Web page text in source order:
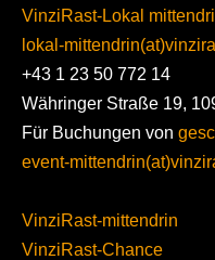
VinziRast-Lokal
lokal-
+43 1 23 50 772 14
Währinger Straße 19,
Für Buchungen von
event-
VinziRast-mittendrin
VinziRast-Chance